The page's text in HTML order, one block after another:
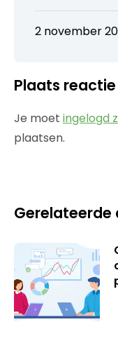
2 november
Plaats reactie
Je moet ingelogd
plaatsen.
Gerelateerde